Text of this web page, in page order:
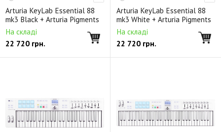
Arturia KeyLab Essential 88
mk3 Black + Arturia Pigments
На складі
22 720 грн.
Arturia KeyLab Essential 88
mk3 White + Arturia Pigments
На складі
22 720 грн.